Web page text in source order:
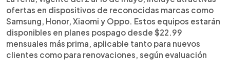
ofertas en dispositivos de reconocidas marcas como
Samsung, Honor, Xiaomi y Oppo. Estos equipos estarán
disponibles en planes pospago desde $22.99
mensuales más prima, aplicable tanto para nuevos
clientes como para renovaciones, según evaluación